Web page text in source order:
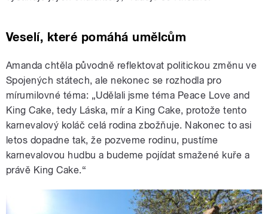
Veselí, které pomáhá umělcům
Amanda chtěla původně reflektovat politickou změnu ve
Spojených státech, ale nekonec se rozhodla pro
mírumilovné téma: „Udělali jsme téma Peace Love and
King Cake, tedy Láska, mír a King Cake, protože tento
karnevalový koláč celá rodina zbožňuje. Nakonec to asi
letos dopadne tak, že pozveme rodinu, pustíme
karnevalovou hudbu a budeme pojídat smažené kuře a
právě King Cake.“